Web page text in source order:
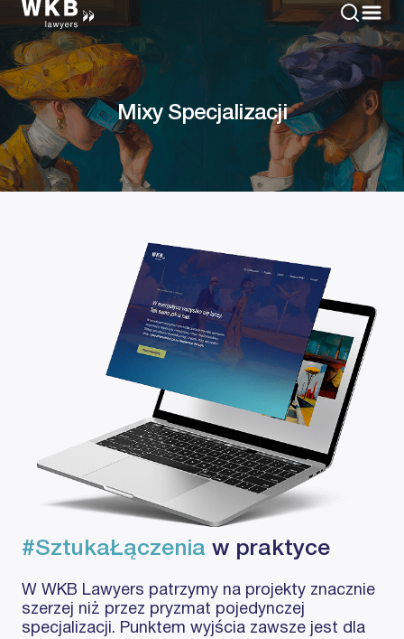
Mixy Specjalizacji
#SztukaŁączenia w praktyce
W WKB Lawyers patrzymy na projekty znacznie
szerzej niż przez pryzmat pojedynczej
specjalizacji. Punktem wyjścia zawsze jest dla